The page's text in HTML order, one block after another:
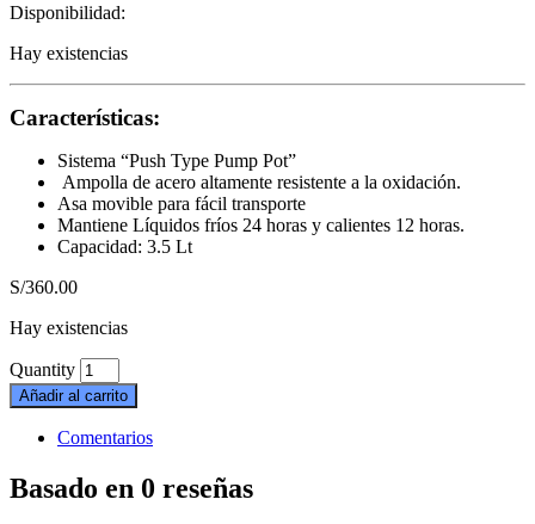
Disponibilidad:
Hay existencias
Características:
Sistema “Push Type Pump Pot”
Ampolla de acero altamente resistente a la oxidación.
Asa movible para fácil transporte
Mantiene Líquidos fríos 24 horas y calientes 12 horas.
Capacidad: 3.5 Lt
S/360.00
Hay existencias
Quantity
Añadir al carrito
Comentarios
Basado en 0 reseñas